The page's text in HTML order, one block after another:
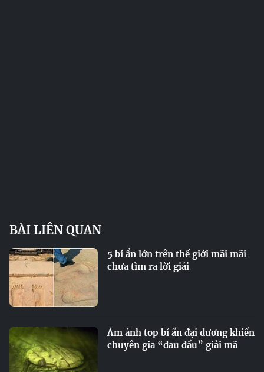
BÀI LIÊN QUAN
5 bí ẩn lớn trên thế giới mãi mãi
chưa tìm ra lời giải
Ám ảnh top bí ẩn đại dương khiến
chuyên gia “đau đầu” giải mã